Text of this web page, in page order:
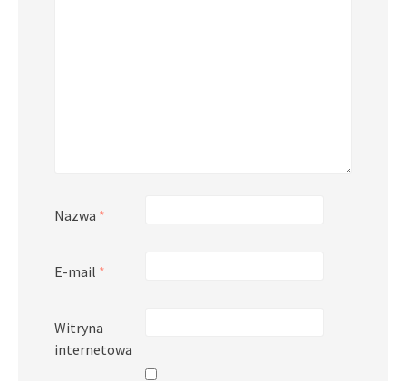
Nazwa *
E-mail *
Witryna
internetowa